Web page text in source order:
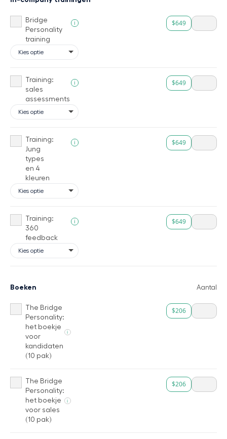
Bridge
Personality
training
i $649
Training:
sales
assessments
i $649
Training:
Jung
types
en 4
kleuren
i $649
Training:
360
feedback
i $649
Boeken Aantal
The Bridge
Personality:
het boekje
voor
kandidaten
(10 pak)
i
$206
The Bridge
Personality:
het boekje
voor sales
(10 pak)
i
$206